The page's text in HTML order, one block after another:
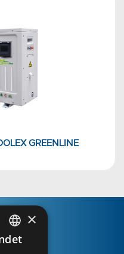
GREENLINE
×